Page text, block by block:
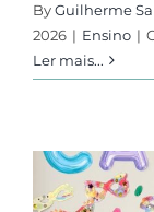
ByGuilherme
2026 | Ensino |
Ler mais...